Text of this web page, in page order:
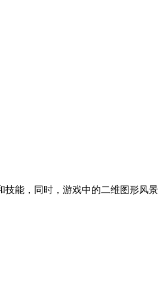
技能，同时，游戏中的二维图形风景